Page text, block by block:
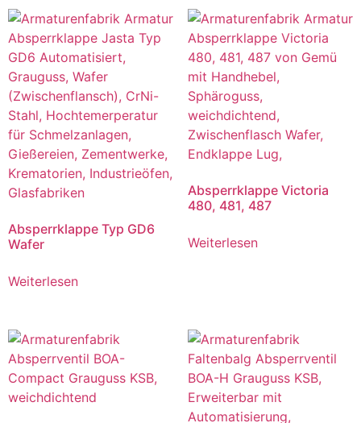
Absperrklappe Typ GD6
Wafer
Weiterlesen
Absperrklappe Victoria
480, 481, 487
Weiterlesen